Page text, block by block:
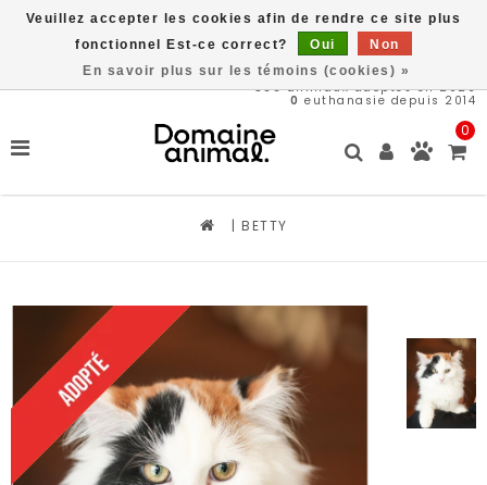
566animaux adoptés en 2026
0 euthanasie depuis 2014
0
| BETTY
Veuillez accepter les cookies afin de rendre ce site plus
fonctionnel Est-ce correct?
Oui
Non
En savoir plus sur les témoins (cookies) »
Livraison gratuite à partir de 89$*